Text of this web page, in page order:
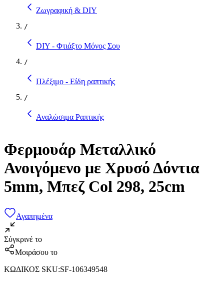
Ζωγραφική & DIY
/
DIY - Φτιάξτο Μόνος Σου
/
Πλέξιμο - Είδη ραπτικής
/
Αναλώσιμα Ραπτικής
Φερμουάρ Μεταλλικό
Ανοιγόμενο με Χρυσό Δόντια
5mm, Μπεζ Col 298, 25cm
Αγαπημένα
Σύγκρινέ το
Μοιράσου το
ΚΩΔΙΚΟΣ SKU:SF-106349548